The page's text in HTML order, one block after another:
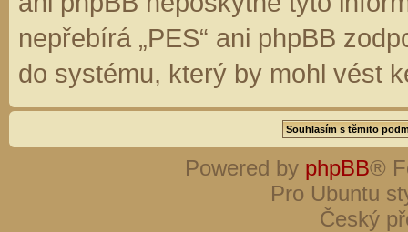
nepřebírá „PES“ ani phpBB
do systému, který by mohl vést
Powered by phpBB®
Pro Ubuntu
Český